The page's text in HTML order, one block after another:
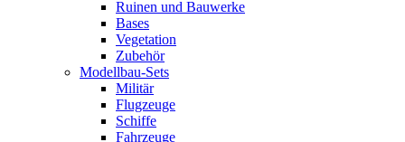
Ruinen und Bauwerke
Bases
Vegetation
Zubehör
Modellbau-Sets
Militär
Flugzeuge
Schiffe
Fahrzeuge